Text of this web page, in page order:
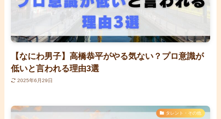
【なにわ男子】高橋恭平がやる気ない？プロ意識が
低いと言われる理由3選
2025年6月29日
タレント・その他